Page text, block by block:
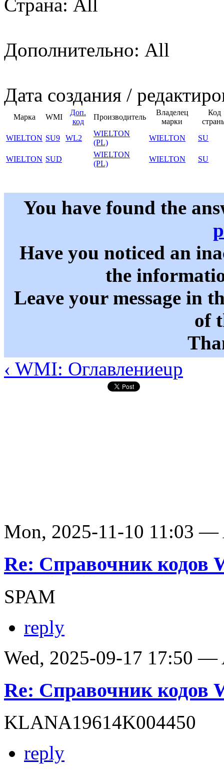
Страна: All
Дополнительно: All
Дата создания /
Марка WMI
Доп.
код
Производитель
Владелец
марки
Код
WIELTON SU9 WL2
WIELTON
(PL)
WIELTON SU
WIELTON SUD
WIELTON
(PL)
WIELTON SU
You have found the
Have you noticed an
the
Leave your message in
of
‹ WMI: Оглавлениеup
Mon, 2025-11-10 11:03 —
Re: Справочник кодов
SPAM
reply
Wed, 2025-09-17 17:50 —
Re: Справочник кодов
KLANA19614K004450
reply